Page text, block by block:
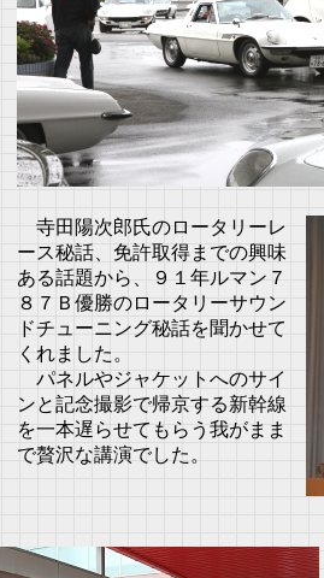
寺田陽次郎氏のロータリーレ
ース秘話、免許取得までの興味
ある話題から、９１年ルマン７
８７Ｂ優勝のロータリーサウン
ドチューニング秘話を聞かせて
くれました。
パネルやジャケットへのサイ
ンと記念撮影で帰京する新幹線
を一本遅らせてもらう我がまま
で贅沢な講演でした。